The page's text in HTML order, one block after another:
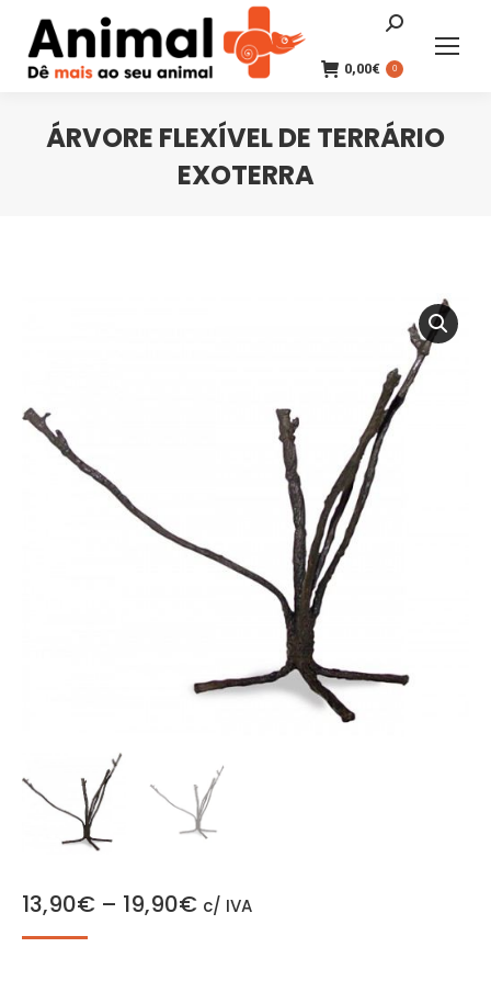
Search:
0,00€ 0
ÁRVORE FLEXÍVEL DE TERRÁRIO
EXOTERRA
13,90€ – 19,90€ c/ IVA